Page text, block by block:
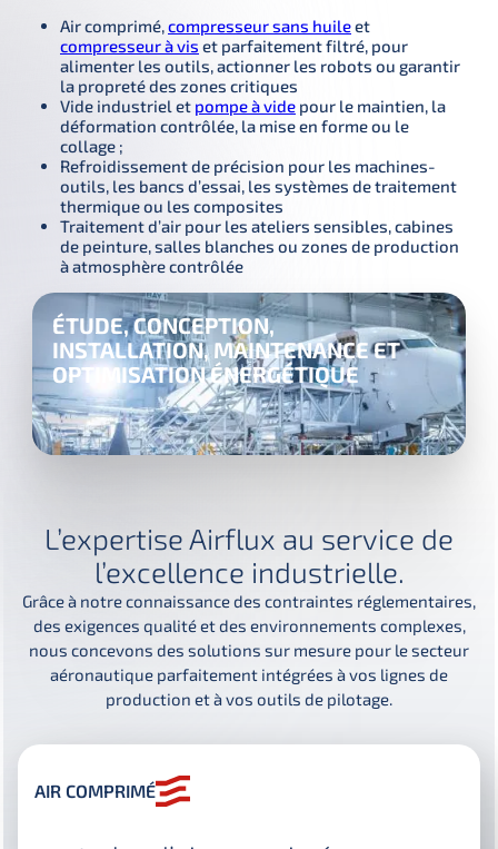
Air comprimé,compresseur sans huileet
compresseur à vis et parfaitement filtré, pour
alimenter les outils, actionner les robots ou garantir
la propreté des zones critiques
Vide industriel et pompe à vide pour le maintien, la
déformation contrôlée, la mise en forme ou le
collage ;
Refroidissement de précision pour les machines-
outils, les bancs d’essai, les systèmes de traitement
thermique ou les composites
Traitement d’air pour les ateliers sensibles, cabines
de peinture, salles blanches ou zones de production
à atmosphère contrôlée
ÉTUDE, CONCEPTION,
INSTALLATION, MAINTENANCE ET
OPTIMISATION ÉNERGÉTIQUE
L’expertise Airflux au service de
l’excellence industrielle.
Grâce à notre connaissance des contraintes réglementaires,
des exigences qualité et des environnements complexes,
nous concevons des solutions sur mesure pour le secteur
aéronautique parfaitement intégrées à vos lignes de
production et à vos outils de pilotage.
AIR COMPRIMÉ